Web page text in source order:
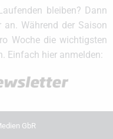
bleiben? Dann
Während der Saison
Woche die wichtigsten
Einfach hier anmelden:
GbR